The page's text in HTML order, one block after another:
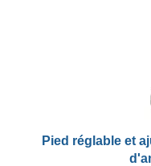
Pied réglable et